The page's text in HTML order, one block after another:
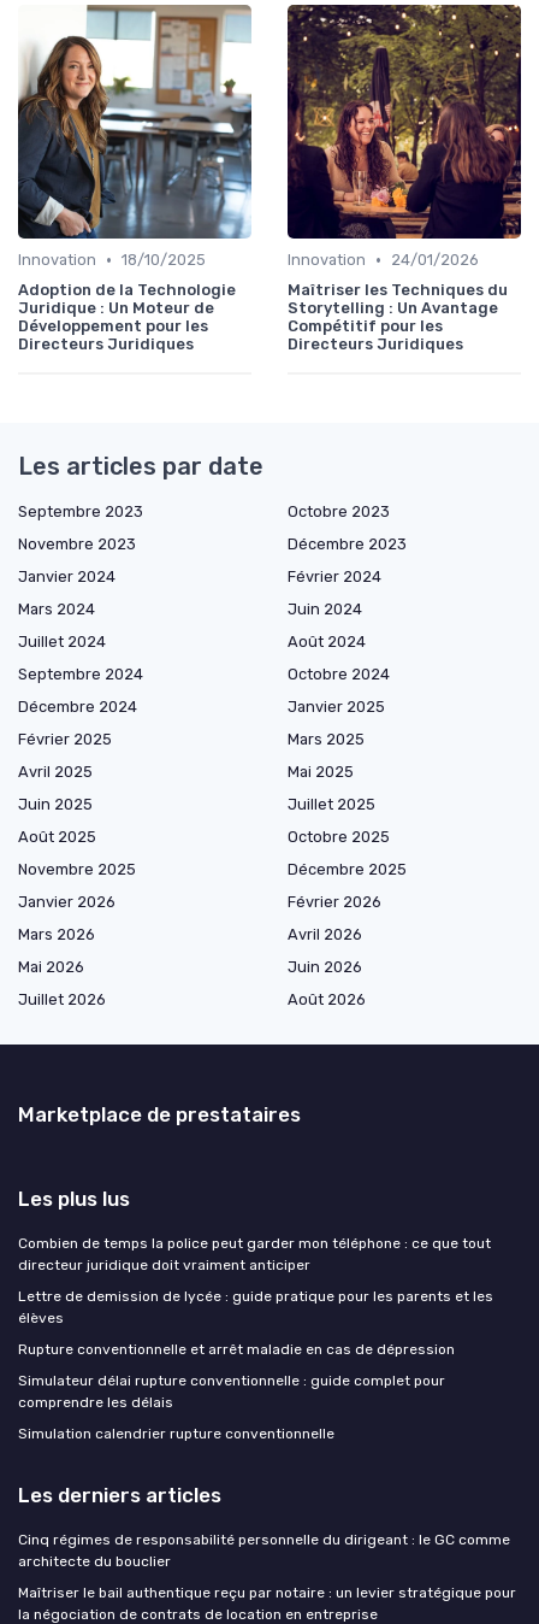
Innovation • 18/10/2025
Adoption de la Technologie
Juridique : Un Moteur de
Développement pour les
Directeurs Juridiques
Innovation •
24/01/2026
Maîtriser les Techniques du
Storytelling : Un Avantage
Compétitif pour les
Directeurs Juridiques
Les articles par date
Septembre 2023
Octobre 2023
Novembre 2023
Décembre 2023
Janvier 2024
Février 2024
Mars 2024
Juin 2024
Juillet 2024
Août 2024
Septembre 2024
Octobre 2024
Décembre 2024
Janvier 2025
Février 2025
Mars 2025
Avril 2025
Mai 2025
Juin 2025
Juillet 2025
Août 2025
Octobre 2025
Novembre 2025
Décembre 2025
Janvier 2026
Février 2026
Mars 2026
Avril 2026
Mai 2026
Juin 2026
Juillet 2026
Août 2026
Marketplace de prestataires
Les plus lus
Combien de temps la police peut garder mon téléphone : ce que tout
directeur juridique doit vraiment anticiper
Lettre de demission de lycée : guide pratique pour les parents et les
élèves
Rupture conventionnelle et arrêt maladie en cas de dépression
Simulateur délai rupture conventionnelle : guide complet pour
comprendre les délais
Simulation calendrier rupture conventionnelle
Les derniers articles
Cinq régimes de responsabilité personnelle du dirigeant : le GC comme
architecte du bouclier
Maîtriser le bail authentique reçu par notaire : un levier stratégique pour
la négociation de contrats de location en entreprise